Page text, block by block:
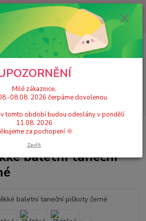
03.08.-08.08. 2026 čerpáme dovolenou.
období budou odeslány v pondělí 11.08.
Děkujeme za pochopení 🌞
CZK
Hledat
0 Kč
a piškoty
Plátěné měkké baletní taneční
baletní taneční
Milé zákaznice,
08.08. 2026 čerpáme dovolenou.
tomto období budou odeslány v pondělí
11.08. 2026
za pochopení 🌞
Zavřít